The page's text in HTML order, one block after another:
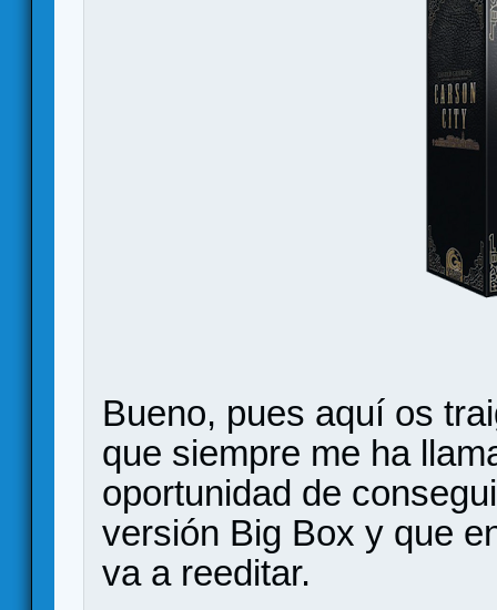
Bueno, pues aquí os
que siempre me ha
oportunidad de
versión Big Box y que
va a reeditar.